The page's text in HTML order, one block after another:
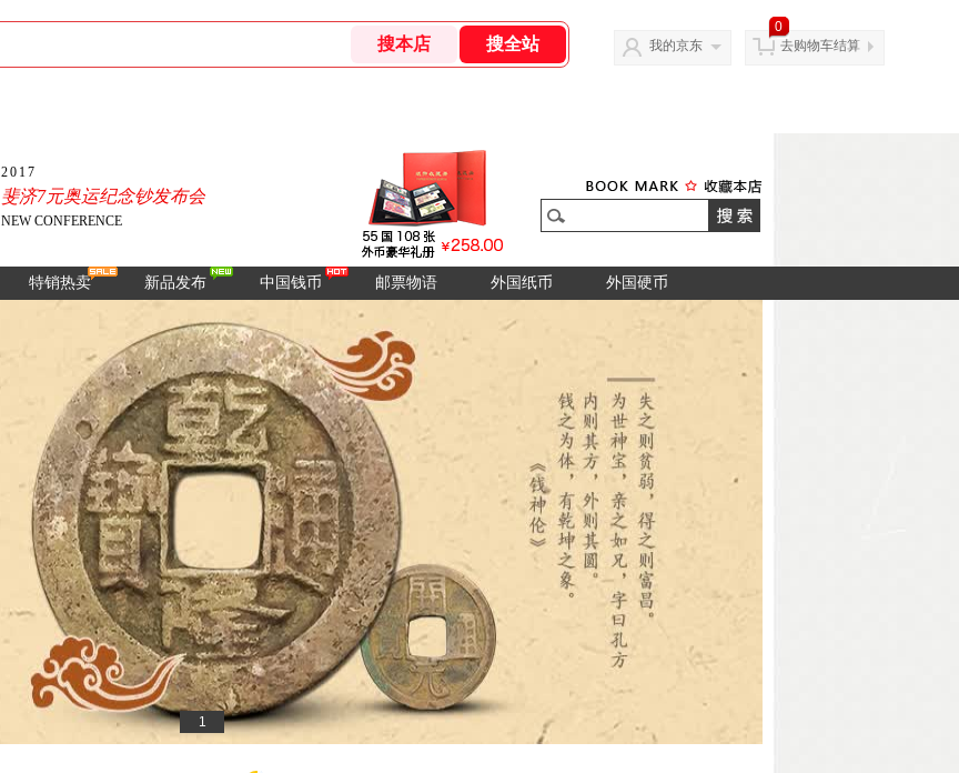
我的京东
0
去购物车结算
2017
斐济7元奥运纪念钞发布会
NEW CONFERENCE
特销热卖 新品发布 中国钱币 邮票物语 外国纸币 外国硬币
1